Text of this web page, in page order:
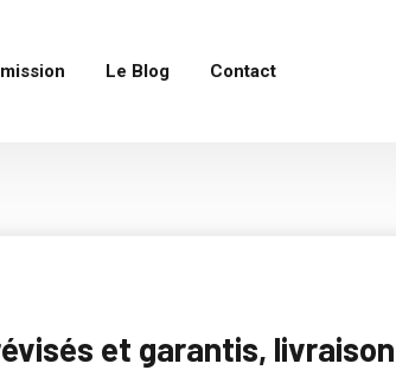
Le Blog Contact
et garantis,